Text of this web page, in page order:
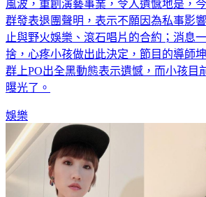
風波，重創演藝事業，令人遺憾地是，
群發表退團聲明，表示不願因為私事影
止與野火娛樂、滾石唱片的合約；消息
捨，心疼小孩做出此決定，節目的導師
群上PO出全黑動態表示遺憾，而小孩目
曝光了。
娛樂